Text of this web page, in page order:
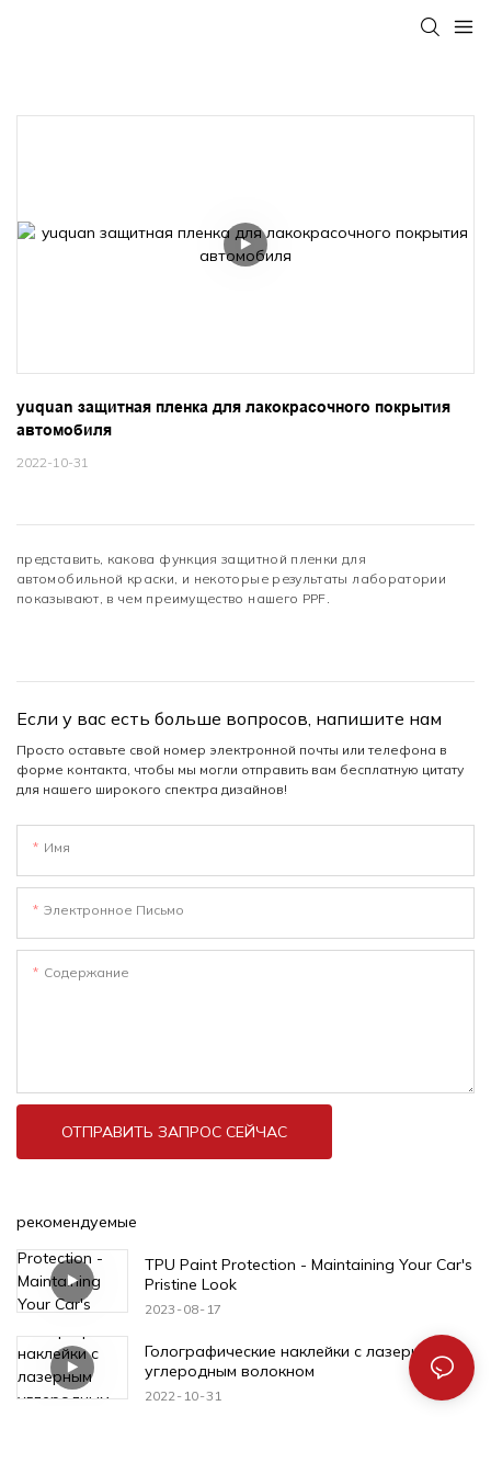
yuquan защитная пленка для лакокрасочного покрытия
автомобиля
2022-10-31
представить, какова функция защитной пленки для
автомобильной краски, и некоторые результаты лаборатории
показывают, в чем преимущество нашего PPF.
Если у вас есть больше вопросов, напишите нам
Просто оставьте свой номер электронной почты или телефона в
форме контакта, чтобы мы могли отправить вам бесплатную цитату
для нашего широкого спектра дизайнов!
Имя
Электронное Письмо
Содержание
ОТПРАВИТЬ ЗАПРОС СЕЙЧАС
рекомендуемые
TPU Paint Protection - Maintaining Your Car's
Pristine Look
2023 08 17
Голографические наклейки с лазерным
углеродным волокном
2022 10 31